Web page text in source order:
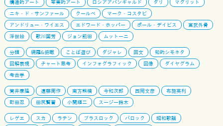
構造的アート 写実的アート ロシアアバンギャルド ダリ
マグリット
ニキ・ド・サンファール
クールベ
マーク・コスタビ
アンドリュー・ワイエス
エドワード・ホッパー ポール・デイビス
宮武外骨
浮世絵
歌川国芳 ジョン前田 ムットーニ
分類 網羅&俯瞰 ことば遊び ダジャレ 回文
知的シモネタ
図解表現
チャート思考 インフォグラフィック 図像
ダイヤグラム
考古学
筒井康隆 遠藤周作 南方熊楠 今和次郎 西岡文彦
布施英利
町田忍
田尻賢誉 小関順二 スージー鈴木
レゲエ スカ ラテン ブラスロック バロック
昭和歌謡